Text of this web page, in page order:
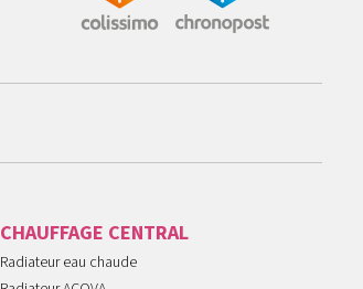
CHAUFFAGE CENTRAL
Radiateur eau chaude